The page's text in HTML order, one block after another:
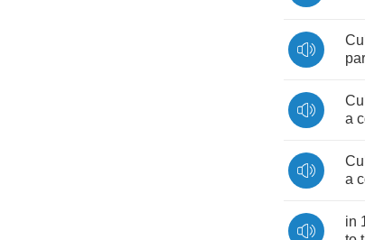
a
a
in